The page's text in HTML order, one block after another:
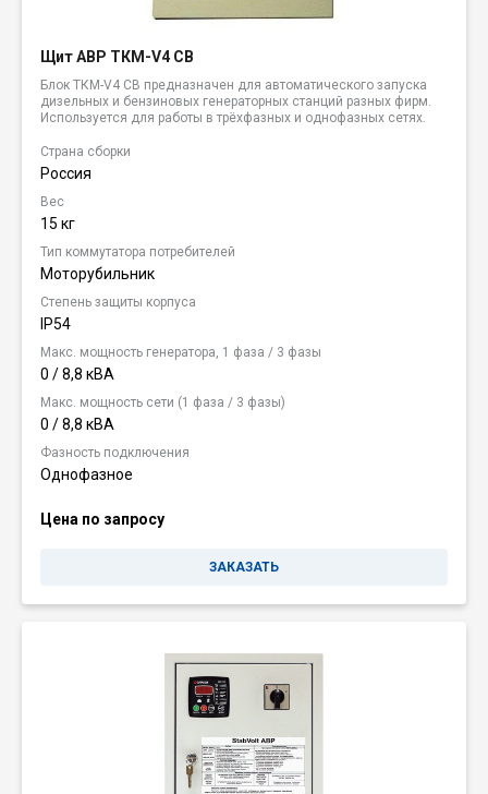
Щит АВР ТКМ-V4 CB
Блок ТКМ-V4 CB предназначен для автоматического запуска
дизельных и бензиновых генераторных станций разных фирм.
Используется для работы в трёхфазных и однофазных сетях.
Страна сборки
Россия
Вес
15 кг
Тип коммутатора потребителей
Моторубильник
Степень защиты корпуса
IP54
Макс. мощность генератора, 1 фаза / 3 фазы
0 / 8,8 кВА
Макс. мощность сети (1 фаза / 3 фазы)
0 / 8,8 кВА
Фазность подключения
Однофазное
Цена по запросу
ЗАКАЗАТЬ